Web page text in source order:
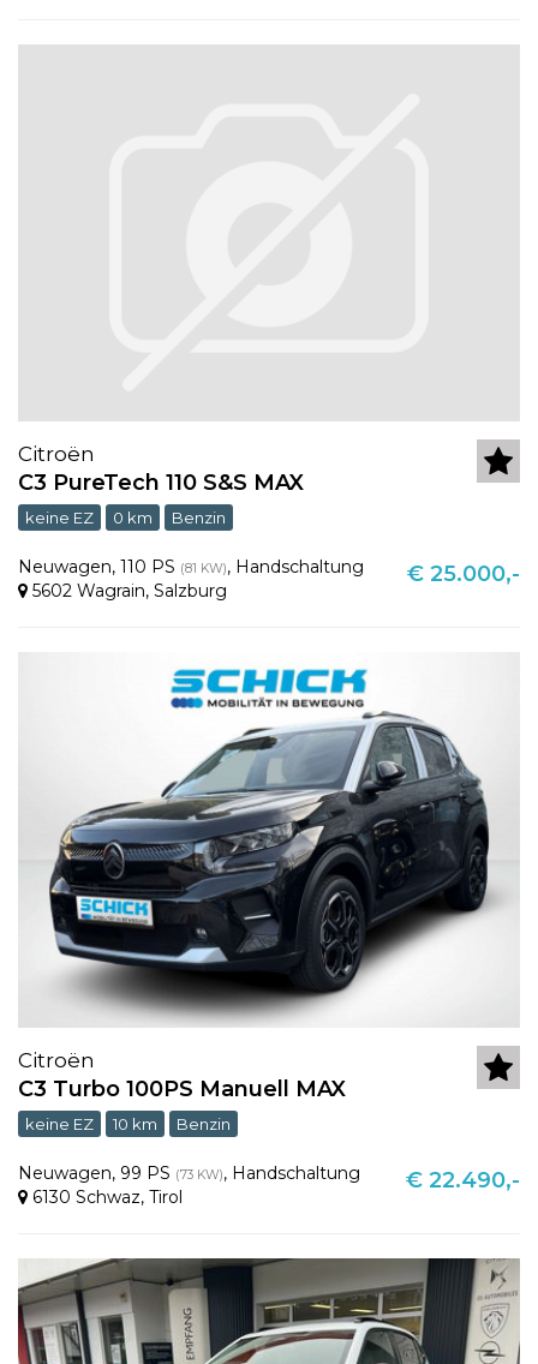
Citroën
C3 PureTech 110 S&S MAX
keine EZ 0 km Benzin
Neuwagen, 110 PS (81 KW), Handschaltung
5602 Wagrain, Salzburg
€ 25.000,-
Citroën
C3 Turbo 100PS Manuell MAX
keine EZ 10 km Benzin
Neuwagen, 99 PS (73 KW), Handschaltung
6130 Schwaz, Tirol
€ 22.490,-